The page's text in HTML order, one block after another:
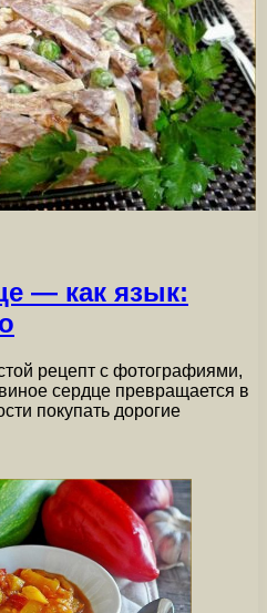
— как язык:
рецепт с фотографиями,
сердце превращается в
покупать дорогие